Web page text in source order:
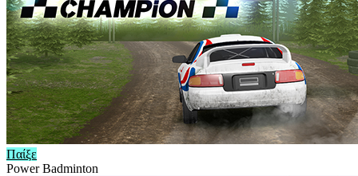
Παίξε
Power Badminton